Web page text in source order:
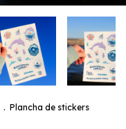
. Plancha de stickers